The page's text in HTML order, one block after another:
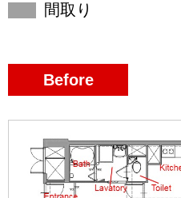
間取り
Before